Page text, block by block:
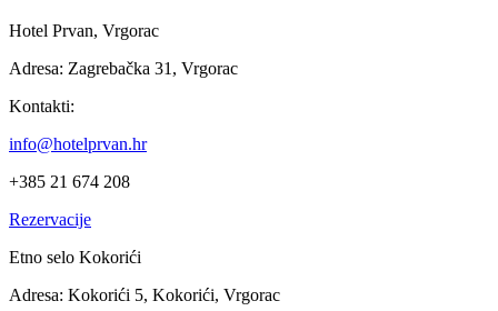
Hotel Prvan, Vrgorac
Adresa: Zagrebačka 31, Vrgorac
Kontakti:
info@hotelprvan.hr
+385 21 674 208
Rezervacije
Etno selo Kokorići
Adresa: Kokorići 5, Kokorići, Vrgorac